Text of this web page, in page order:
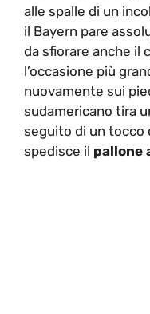
alle spalle di un
il Bayern pare
da sfiorare anche il
l’occasione più
nuovamente sui
sudamericano tira
seguito di un tocco
spedisce il pallone